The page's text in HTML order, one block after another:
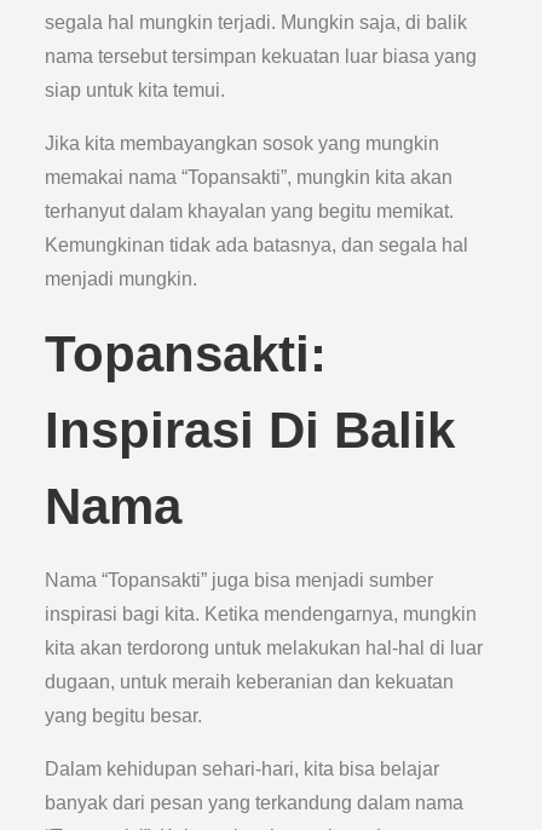
segala hal mungkin terjadi. Mungkin saja, di balik
nama tersebut tersimpan kekuatan luar biasa yang
siap untuk kita temui.
Jika kita membayangkan sosok yang mungkin
memakai nama “Topansakti”, mungkin kita akan
terhanyut dalam khayalan yang begitu memikat.
Kemungkinan tidak ada batasnya, dan segala hal
menjadi mungkin.
Topansakti:
Inspirasi Di Balik
Nama
Nama “Topansakti” juga bisa menjadi sumber
inspirasi bagi kita. Ketika mendengarnya, mungkin
kita akan terdorong untuk melakukan hal-hal di luar
dugaan, untuk meraih keberanian dan kekuatan
yang begitu besar.
Dalam kehidupan sehari-hari, kita bisa belajar
banyak dari pesan yang terkandung dalam nama